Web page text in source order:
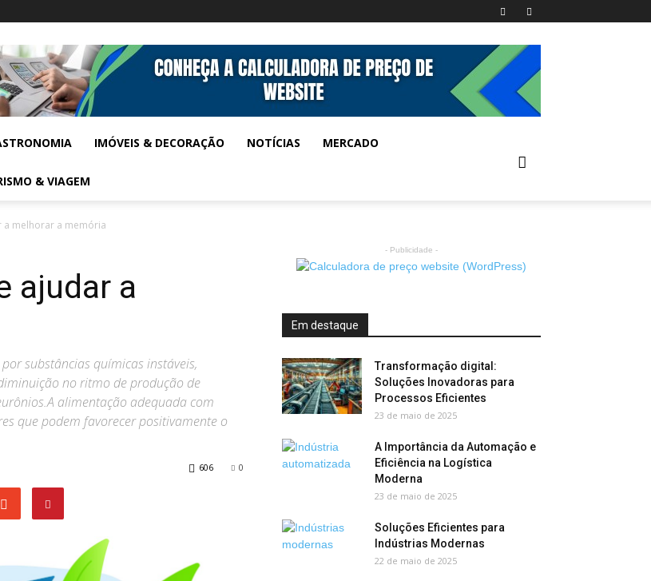
IMÓVEIS & DECORAÇÃO NOTÍCIAS MERCADO
& VIAGEM
melhorar a memória
ajudar a
substâncias químicas instáveis,
no ritmo de produção de
alimentação adequada com
que podem favorecer positivamente o
0
606
- Publicidade -
Em destaque
Transformação digital:
Soluções Inovadoras para
Processos Eficientes
23 de maio de 2025
A Importância da Automação e
Eficiência na Logística
Moderna
23 de maio de 2025
Soluções Eficientes para
Indústrias Modernas
22 de maio de 2025